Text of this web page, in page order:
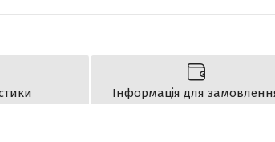
Інформація для